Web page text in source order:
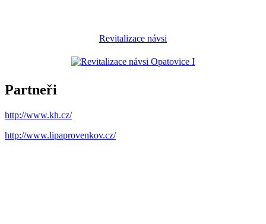
Revitalizace návsi
Partneři
http://www.kh.cz/
http://www.lipaprovenkov.cz/